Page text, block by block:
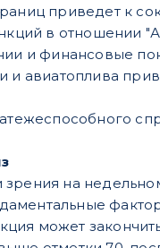
приведет к
в отношении
и финансовые
авиатоплива
зрения на
может